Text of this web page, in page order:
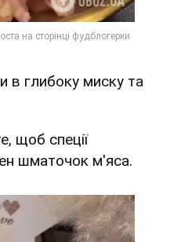
в глибоку миску та
щоб спеції
шматочок м'яса.